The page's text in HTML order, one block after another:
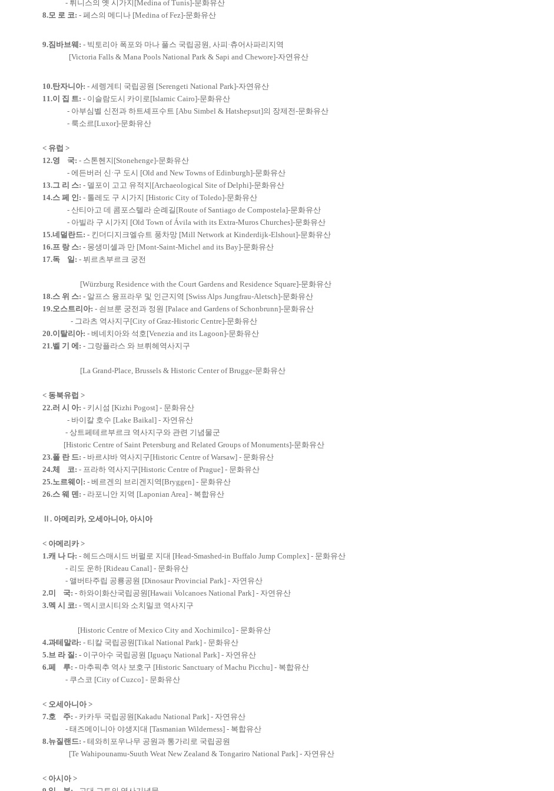
- 튀니스의 옛 시가지[Medina of Tunis]-문화유산
8.모 로 코: - 페스의 메디나 [Medina of Fez]-문화유산
9.짐바브웨 : - 빅토리아 폭포와 마나 풀스 국립공원, 사피·츄어사파리지역
[Victoria Falls & Mana Pools National Park & Sapi and Chewore]-자연유산
10.탄자니아: - 세렝게티 국립공원 [Serengeti National Park]-자연유산
11.이 집 트: - 이슬람도시 카이로[Islamic Cairo]-문화유산
- 아부심벨 신전과 하트셰프수트 [Abu Simbel & Hatshepsut]의 장제전-문화유산
- 룩소르[Luxor]-문화유산
< 유럽 >
12.영 국: - 스톤헨지[Stonehenge]-문화유산
- 에든버러 신·구 도시 [Old and New Towns of Edinburgh]-문화유산
13.그 리 스: - 델포이 고고 유적지[Archaeological Site of Delphi]-문화유산
14.스 페 인: - 톨레도 구 시가지 [Historic City of Toledo]-문화유산
- 산티아고 데 콤포스텔라 순례길[Route of Santiago de Compostela]-문화유산
- 아빌라 구 시가지 [Old Town of Ávila with its Extra-Muros Churches]-문화유산
15.네덜란드: - 킨더디지크엘슈트 풍차망 [Mill Network at Kinderdijk-Elshout]-문화유산
16.프 랑 스: - 몽생미셸과 만 [Mont-Saint-Michel and its Bay]-문화유산
17.독 일: - 뷔르츠부르크 궁전
[Würzburg Residence with the Court Gardens and Residence Square]-문화유산
18.스 위 스: - 알프스 융프라우 및 인근지역 [Swiss Alps Jungfrau-Aletsch]-문화유산
19.오스트리아: - 쇤브룬 궁전과 정원 [Palace and Gardens of Schonbrunn]-문화유산
- 그라츠 역사지구[City of Graz-Historic Centre]-문화유산
20.이탈리아: - 베네치아와 석호[Venezia and its Lagoon]-문화유산
21.벨 기 에: - 그랑플라스 와 브뤼헤역사지구
[La Grand-Place, Brussels & Historic Center of Brugge-문화유산
< 동북유럽 >
22.러 시 아: - 키시섬 [Kizhi Pogost] - 문화유산
- 바이칼 호수 [Lake Baikal] - 자연유산
- 상트페테르부르크 역사지구와 관련 기념물군
[Historic Centre of Saint Petersburg and Related Groups of Monuments]-문화유산
23.폴 란 드: - 바르샤바 역사지구[Historic Centre of Warsaw] - 문화유산
24.체 코: - 프라하 역사지구[Historic Centre of Prague] - 문화유산
25.노르웨이 : - 베르겐의 브리겐지역[Bryggen] - 문화유산
26.스 웨 덴: - 라포니안 지역 [Laponian Area] - 복합유산
Ⅱ. 아메리카, 오세아니아, 아시아
< 아메리카 >
1.캐 나 다: - 헤드스매시드 버펄로 지대 [Head-Smashed-in Buffalo Jump Complex] - 문화유산
- 리도 운하 [Rideau Canal] - 문화유산
- 앨버타주립 공룡공원 [Dinosaur Provincial Park] - 자연유산
2.미 국: - 하와이화산국립공원[Hawaii Volcanoes National Park] - 자연유산
3.멕 시 코: - 멕시코시티와 소치밀코 역사지구
[Historic Centre of Mexico City and Xochimilco] - 문화유산
4.과테말라: - 티칼 국립공원[Tikal National Park] - 문화유산
5.브 라 질: - 이구아수 국립공원 [Iguaçu National Park] - 자연유산
6.페 루: - 마추픽추 역사 보호구 [Historic Sanctuary of Machu Picchu] - 복합유산
- 쿠스코 [City of Cuzco] - 문화유산
< 오세아니아 >
7.호 주: - 카카두 국립공원[Kakadu National Park] - 자연유산
- 태즈메이니아 야생지대 [Tasmanian Wilderness] - 복합유산
8.뉴질랜드: - 테와히포우나무 공원과 통가리로 국립공원
[Te Wahipounamu-Suuth Weat New Zealand & Tongariro National Park] - 자연유산
< 아시아 >